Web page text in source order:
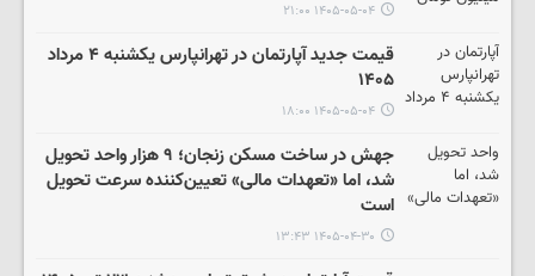
۱۴۰۵-۰۵-۰۴ ۲۱:۰۰
قیمت جدید آپارتمان در تهرانپارس یکشنبه ۴ مرداد
۱۴۰۵
۱۴۰۵-۰۵-۰۴ ۱۸:۰۰
جهش در ساخت مسکن زنجان؛ ۹ هزار واحد تحویل
شد، اما «تعهدات مالی» تعیین‌کننده سرعت تحویل
است
۱۴۰۵-۰۴-۳۰ ۱۳:۴۳